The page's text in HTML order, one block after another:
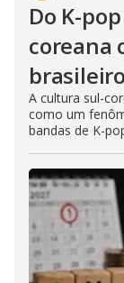
Do K-
coreana
brasileiro
A cultura sul-
como um
bandas de K-